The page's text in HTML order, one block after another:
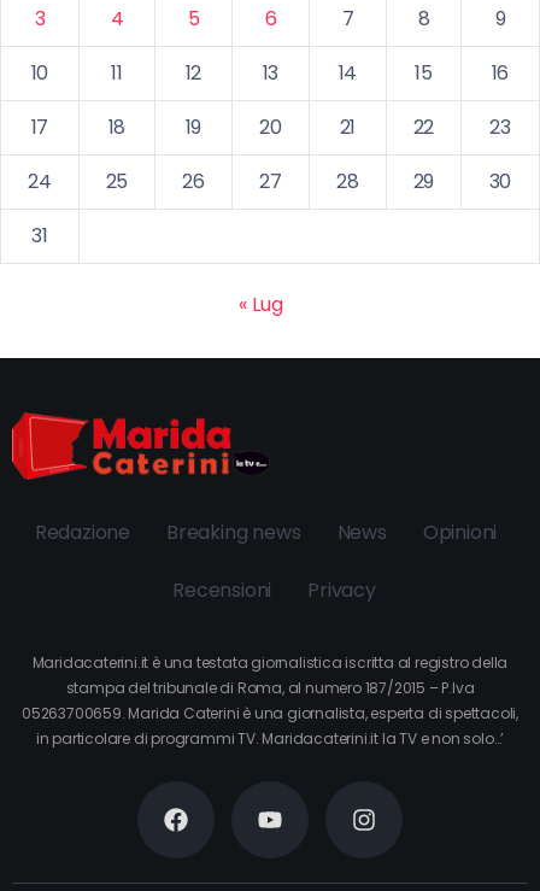
3
4 5 6 7 8
9
10
11 12 13 14 15
16
17
18 19 20 21 22
23
24
25 26 27 28 29
30
31
« Lug
Redazione Breaking news News Opinioni
Recensioni Privacy
Maridacaterini.it è una testata giornalistica iscritta al registro della
stampa del tribunale di Roma, al numero 187/2015 – P.Iva
05263700659. Marida Caterini è una giornalista, esperta di spettacoli,
in particolare di programmi TV. Maridacaterini.it la TV e non solo…’